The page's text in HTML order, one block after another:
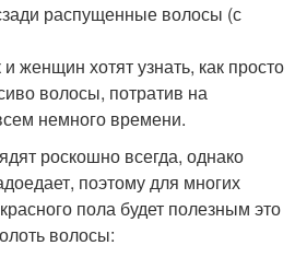
распущенные волосы (с
женщин хотят узнать, как просто
волосы, потратив на
немного времени.
роскошно всегда, однако
поэтому для многих
пола будет полезным это
волосы: